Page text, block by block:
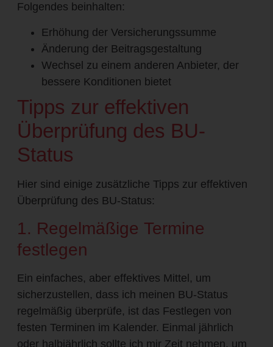
Folgendes beinhalten:
Erhöhung der Versicherungssumme
Änderung der Beitragsgestaltung
Wechsel zu einem anderen Anbieter, der
bessere Konditionen bietet
Tipps zur effektiven
Überprüfung des BU-
Status
Hier sind einige zusätzliche Tipps zur effektiven
Überprüfung des BU-Status:
1. Regelmäßige Termine
festlegen
Ein einfaches, aber effektives Mittel, um
sicherzustellen, dass ich meinen BU-Status
regelmäßig überprüfe, ist das Festlegen von
festen Terminen im Kalender. Einmal jährlich
oder halbjährlich sollte ich mir Zeit nehmen, um